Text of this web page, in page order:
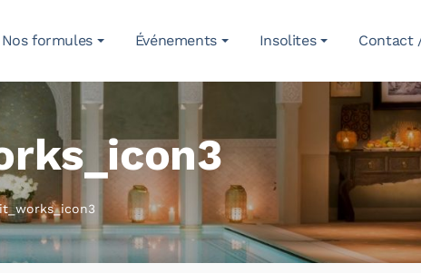
Nos formules Événements Insolites Contact